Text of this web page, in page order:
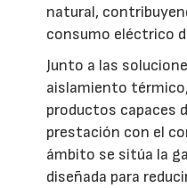
natural,
consumo eléctrico
Junto a las
aislamiento
productos capaces
prestación con el
ámbito se sitúa la
diseñada para